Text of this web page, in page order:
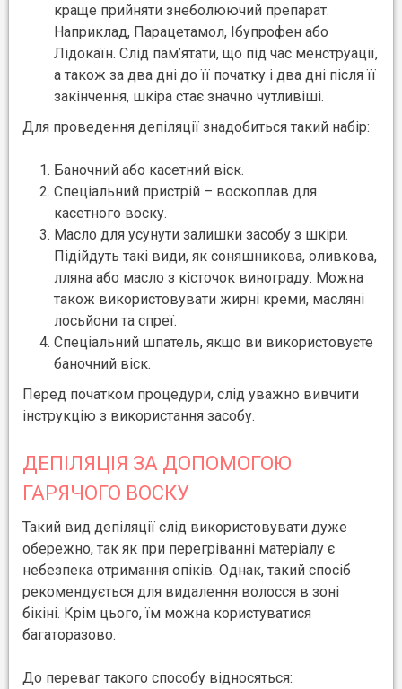
краще прийняти знеболюючий препарат.
Наприклад, Парацетамол, Ібупрофен або
Лідокаїн. Слід пам’ятати, що під час менструації,
а також за два дні до її початку і два дні після її
закінчення, шкіра стає значно чутливіші.
Для проведення депіляції знадобиться такий набір:
Баночний або касетний віск.
Спеціальний пристрій – воскоплав для
касетного воску.
Масло для усунути залишки засобу з шкіри.
Підійдуть такі види, як соняшникова, оливкова,
лляна або масло з кісточок винограду. Можна
також використовувати жирні креми, масляні
лосьйони та спреї.
Спеціальний шпатель, якщо ви використовуєте
баночний віск.
Перед початком процедури, слід уважно вивчити
інструкцію з використання засобу.
ДЕПІЛЯЦІЯ ЗА ДОПОМОГОЮ
ГАРЯЧОГО ВОСКУ
Такий вид депіляції слід використовувати дуже
обережно, так як при перегріванні матеріалу є
небезпека отримання опіків. Однак, такий спосіб
рекомендується для видалення волосся в зоні
бікіні. Крім цього, їм можна користуватися
багаторазово.
До переваг такого способу відносяться: